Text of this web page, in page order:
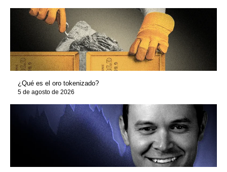
¿Qué es el oro tokenizado?
5 de agosto de 2026